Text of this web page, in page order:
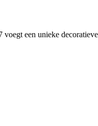
een unieke